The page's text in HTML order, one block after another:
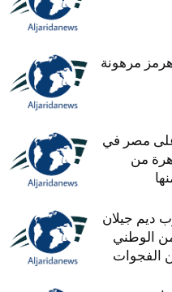
مرهونة
على مصر في
من
ديم جيلان
الوطني
الفجوات